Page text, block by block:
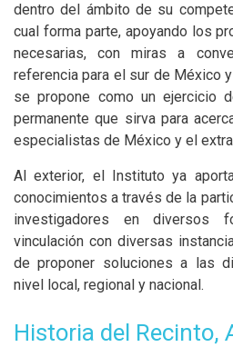
dentro del ámbito de su
cual forma parte, apoyando los
necesarias, con miras a
referencia para el sur de México
se propone como un ejercicio
permanente que sirva para
especialistas de México y el
Al exterior, el Instituto ya
conocimientos a través de la
investigadores en diversos
vinculación con diversas
de proponer soluciones a las
nivel local, regional y nacional.
Historia del Recinto,